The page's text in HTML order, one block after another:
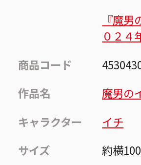
『魔
０２
商品コード
作品名
魔男の
キャラクター
イチ
サイズ
約横